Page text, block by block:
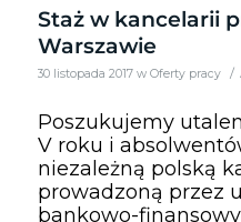
Staż w kancelarii
Warszawie
30 listopada 2017 w Oferty pracy /
Poszukujemy
V roku i
niezależną polską
prowadzoną przez
bankowo-